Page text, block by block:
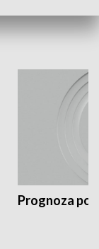
Prognoza